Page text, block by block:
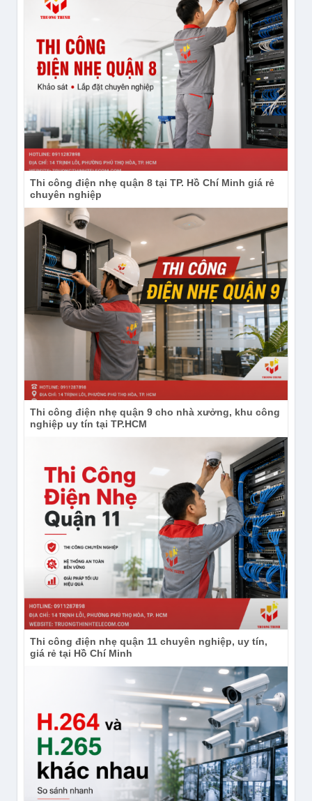
Thi công điện nhẹ quận 8 tại TP. Hồ Chí Minh giá rẻ
chuyên nghiệp
Thi công điện nhẹ quận 9 cho nhà xưởng, khu công
nghiệp uy tín tại TP.HCM
Thi công điện nhẹ quận 11 chuyên nghiệp, uy tín,
giá rẻ tại Hồ Chí Minh